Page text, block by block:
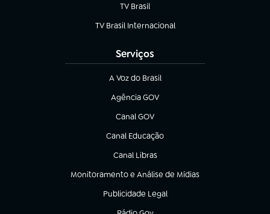
TV Brasil
(abre em nova aba)
TV Brasil Internacional
(abre em nova aba)
Serviços
A Voz do Brasil
(abre em nova aba)
Agência GOV
(abre em nova aba)
Canal GOV
(abre em nova aba)
Canal Educação
(abre em nova aba)
Canal Libras
(abre em nova aba)
Monitoramento e Análise de Mídias
(abre em nova aba)
Publicidade Legal
(abre em nova aba)